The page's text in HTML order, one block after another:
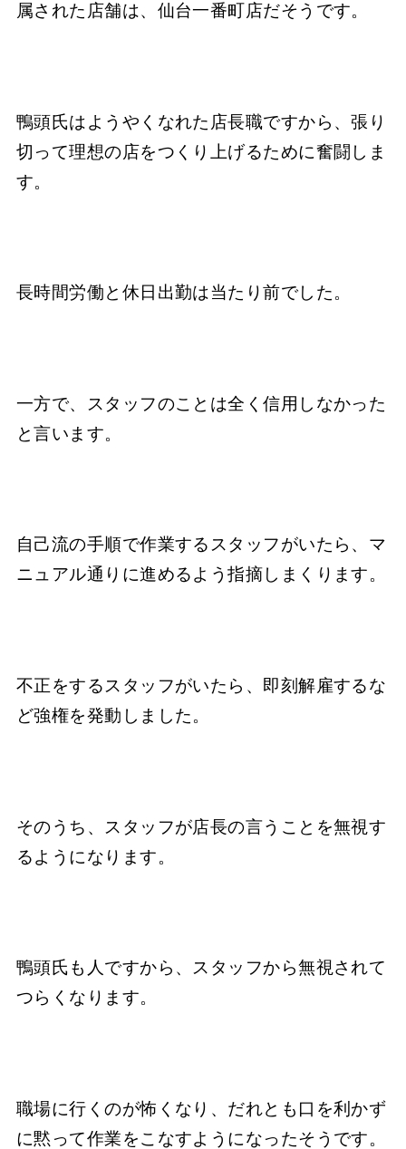
属された店舗は、仙台一番町店だそうです。
鴨頭氏はようやくなれた店長職ですから、張り
切って理想の店をつくり上げるために奮闘しま
す。
長時間労働と休日出勤は当たり前でした。
一方で、スタッフのことは全く信用しなかった
と言います。
自己流の手順で作業するスタッフがいたら、マ
ニュアル通りに進めるよう指摘しまくります。
不正をするスタッフがいたら、即刻解雇するな
ど強権を発動しました。
そのうち、スタッフが店長の言うことを無視す
るようになります。
鴨頭氏も人ですから、スタッフから無視されて
つらくなります。
職場に行くのが怖くなり、だれとも口を利かず
に黙って作業をこなすようになったそうです。